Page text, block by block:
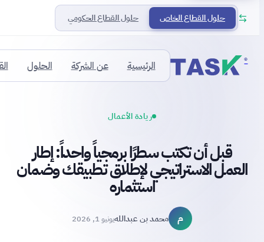
حلول القطاع الخاص حلول القطاع الحكومي
® الرئيسية عن الشركة الحلول
ريادة الأعمال
قبل أن تكتب سطرًا برمجياً واحداً: إطار
العمل الاستراتيجي لإطلاق تطبيقك وضمان
استثماره
م محمد بن عبداللهيونيو 1, 2026